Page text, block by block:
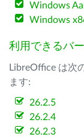
Windows
Windows
利用できるバ
LibreOffice は次
ます:
26.2.5
26.2.4
26.2.3